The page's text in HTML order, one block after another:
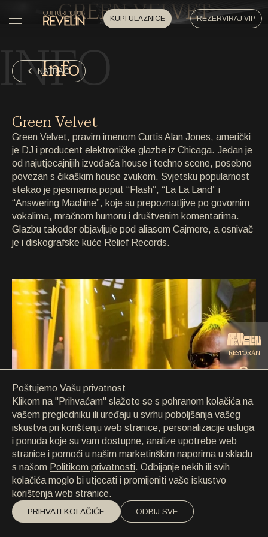
KUPI ULAZNICE REZERVIRAJ VIP
POČETNA
POČETNA
PRIVATNI DOGAĐAJI
PRIVATNI DOGAĐAJI
UMJETNICI
UMJETNICI
ARHIVA
ARHIVA
O NAMA
O NAMA
KONTAKT
KONTAKT
EN / HR
GREEN VELVET
NATRAG
INFO
Info
Green Velvet
Green Velvet, pravim imenom Curtis Alan Jones, američki
je DJ i producent elektroničke glazbe iz Chicaga. Jedan je
od najutjecajnijih izvođača house i techno scene, posebno
povezan s čikaškim house zvukom. Svjetsku popularnost
stekao je pjesmama poput “Flash”, “La La Land” i
“Answering Machine”, koje su prepoznatljive po govornim
vokalima, mračnom humoru i društvenim komentarima.
Glazbu također objavljuje pod aliasom Cajmere, a osnivač
je i diskografske kuće Relief Records.
RESTORAN
CATERING
PLAŽA
Poštujemo Vašu privatnost
Klikom na "Prihvaćam" slažete se s pohranom kolačića na
vašem pregledniku ili uređaju u svrhu poboljšanja vašeg
iskustva pri korištenju web stranice, personalizacije usluga
i ponuda koje su vam dostupne, analize upotrebe web
stranice i pomoći u našim marketinškim naporima u skladu
s našom Politikom privatnosti. Odbijanje nekih ili svih
kolačića moglo bi utjecati i promijeniti vaše iskustvo
korištenja web stranice.
PRIHVATI KOLAČIĆE ODBIJ SVE